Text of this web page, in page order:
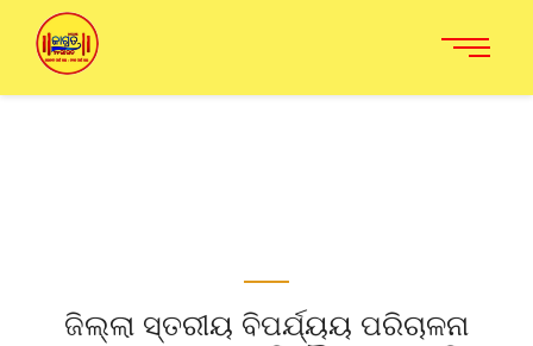
ଜିଲ୍ଲା ସ୍ତରୀୟ ବିପର୍ଯ୍ୟୟ ପରିଚାଳନା